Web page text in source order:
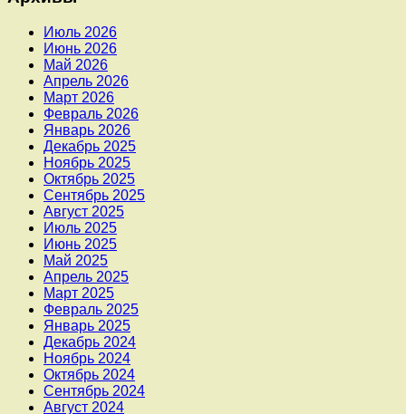
Июль 2026
Июнь 2026
Май 2026
Апрель 2026
Март 2026
Февраль 2026
Январь 2026
Декабрь 2025
Ноябрь 2025
Октябрь 2025
Сентябрь 2025
Август 2025
Июль 2025
Июнь 2025
Май 2025
Апрель 2025
Март 2025
Февраль 2025
Январь 2025
Декабрь 2024
Ноябрь 2024
Октябрь 2024
Сентябрь 2024
Август 2024